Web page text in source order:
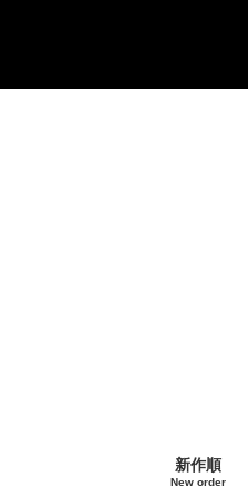
新作順
New order